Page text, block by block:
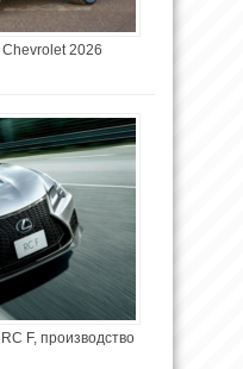
2026
F, производство